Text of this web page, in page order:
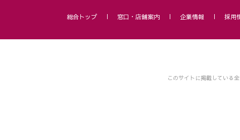
総合トップ 窓口・店舗案内 企業情報 採用
このサイトに掲載している